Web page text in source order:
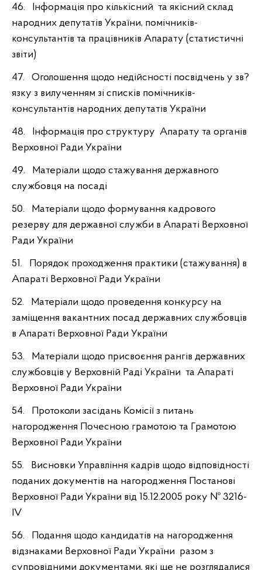
46. Інформація про кількісний та якісний склад
народних депутатів України, помічників-
консультантів та працівників Апарату (статистичні
звіти)
47. Оголошення щодо недійсності посвідчень у зв?
язку з вилученням зі списків помічників-
консультантів народних депутатів України
48. Інформація про структуру Апарату та органів
Верховної Ради України
49. Матеріали щодо стажування державного
службовця на посаді
50. Матеріали щодо формування кадрового
резерву для державної служби в Апараті Верховної
Ради України
51. Порядок проходження практики (стажування) в
Апараті Верховної Ради України
52. Матеріали щодо проведення конкурсу на
заміщення вакантних посад державних службовців
в Апараті Верховної Ради України
53. Матеріали щодо присвоєння рангів державних
службовців у Верховній Раді України та Апараті
Верховної Ради України
54. Протоколи засідань Комісії з питань
нагородження Почесною грамотою та Грамотою
Верховної Ради України
55. Висновки Управління кадрів щодо відповідності
поданих документів на нагородження Постанові
Верховної Ради України від 15.12.2005 року № 3216-
IV
56. Подання щодо кандидатів на нагородження
відзнаками Верховної Ради України разом з
супровідними документами, які ще не розглядалися